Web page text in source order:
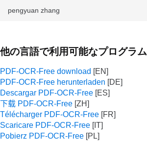
pengyuan zhang
他の言語で利用可能なプログラム
PDF-OCR-Free download
PDF-OCR-Free herunterladen
Descargar PDF-OCR-Free
下载 PDF-OCR-Free
Télécharger PDF-OCR-Free
Scaricare PDF-OCR-Free
Pobierz PDF-OCR-Free